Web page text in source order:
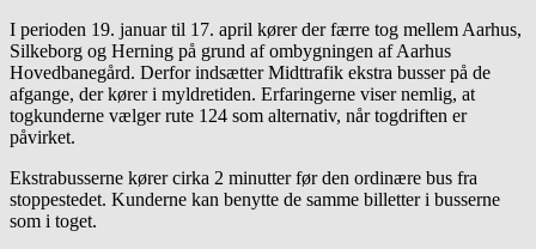
I perioden 19. januar til 17. april kører der færre tog mellem Aarhus,
Silkeborg og Herning på grund af ombygningen af Aarhus
Hovedbanegård. Derfor indsætter Midttrafik ekstra busser på de
afgange, der kører i myldretiden. Erfaringerne viser nemlig, at
togkunderne vælger rute 124 som alternativ, når togdriften er
påvirket.
Ekstrabusserne kører cirka 2 minutter før den ordinære bus fra
stoppestedet. Kunderne kan benytte de samme billetter i busserne
som i toget.